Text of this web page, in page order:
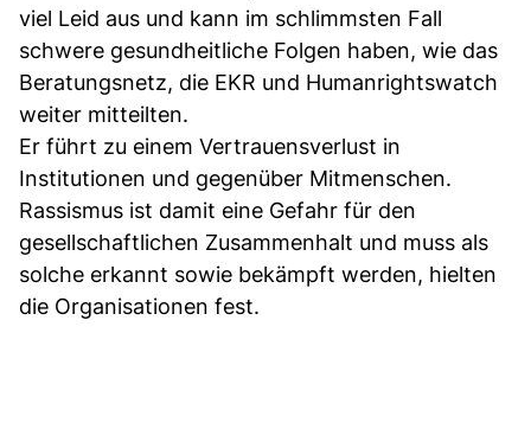
viel Leid aus und kann im schlimmsten Fall
schwere gesundheitliche Folgen haben, wie das
Beratungsnetz, die EKR und Humanrightswatch
weiter mitteilten.
Er führt zu einem Vertrauensverlust in
Institutionen und gegenüber Mitmenschen.
Rassismus ist damit eine Gefahr für den
gesellschaftlichen Zusammenhalt und muss als
solche erkannt sowie bekämpft werden, hielten
die Organisationen fest.